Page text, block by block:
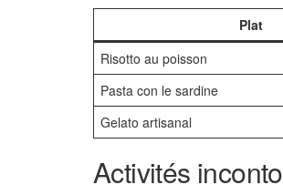
Plat
Risotto au poisson
Pasta con le sardine
Gelato artisanal
Activités